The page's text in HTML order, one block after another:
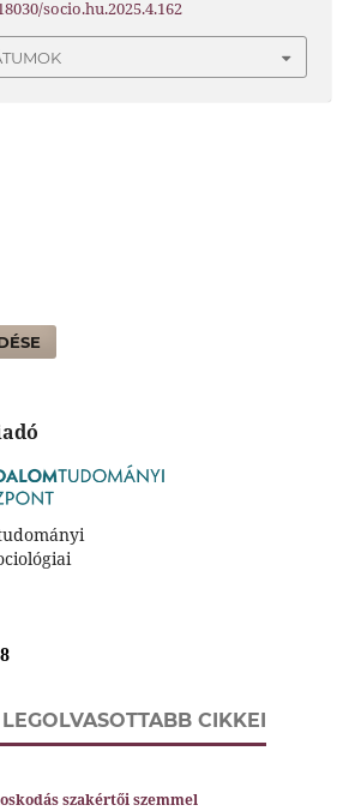
socio.hu.2025.4.162
CIKKEI
szakértői szemmel